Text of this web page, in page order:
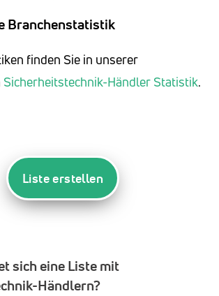
Branchenstatistik
finden Sie in unserer
Sicherheitstechnik-Händler Statistik.
Liste erstellen
sich eine Liste mit
Händlern?